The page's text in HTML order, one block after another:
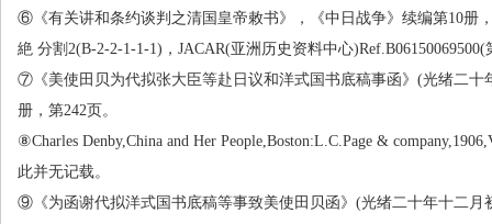
⑥《有关讲和条约谈判之清国皇帝敕书》，《中日战争》续编第10册
絶 分割 2(B-2-2-1-1-1) ， JACAR(亚洲历史资料中心)Ref.B06150069500(
⑦《美使田贝为代拟张大臣等赴日议和洋式国书底稿事函》 (光绪二十
册，第242页。
⑧Charles Denby,China and Her People,Boston:L.C.Page &
此并无记载。
⑨《为函谢代拟洋式国书底稿等事致美使田贝函》 (光绪二十年十二月